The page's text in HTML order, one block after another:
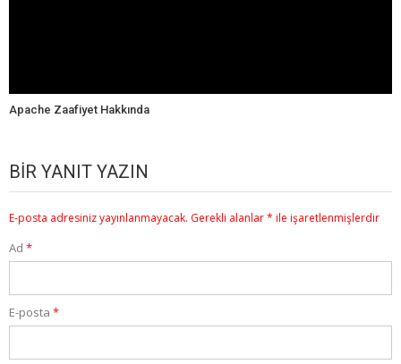
Apache Zaafiyet Hakkında
BIR YANIT YAZIN
E-posta adresiniz yayınlanmayacak. Gerekli alanlar* ile işaretlenmişlerdir
Ad *
E-posta *